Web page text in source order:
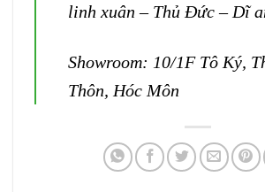
linh xuân – Thủ Đức – Dĩ
Showroom: 10/1F Tô Ký,
Thôn, Hóc Môn